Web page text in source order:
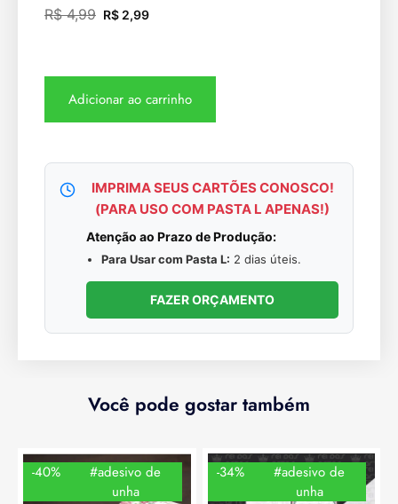
R$4,99 R$ 2,99
Adicionar ao carrinho
IMPRIMA SEUS CARTÕES CONOSCO!
(PARA USO COM PASTA L APENAS!)
Atenção ao Prazo de Produção:
Para Usar com Pasta L: 2 dias úteis.
FAZER ORÇAMENTO
Você pode gostar também
-40%
#adesivo de
unha
-34%
#adesivo de
unha